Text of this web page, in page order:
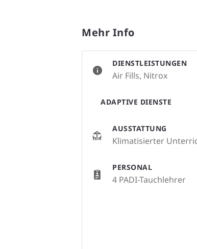
Mehr Info
DIENSTLEISTUNGEN
Air Fills, Nitrox
ADAPTIVE DIENSTE
AUSSTATTUNG
Klimatisierter
PERSONAL
4 PADI-Tauchlehrer